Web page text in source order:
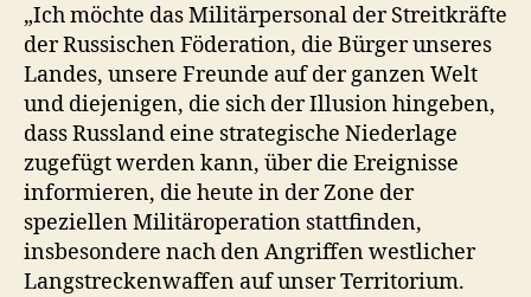
„Ich möchte das Militärpersonal der Streitkräfte
der Russischen Föderation, die Bürger unseres
Landes, unsere Freunde auf der ganzen Welt
und diejenigen, die sich der Illusion hingeben,
dass Russland eine strategische Niederlage
zugefügt werden kann, über die Ereignisse
informieren, die heute in der Zone der
speziellen Militäroperation stattfinden,
insbesondere nach den Angriffen westlicher
Langstreckenwaffen auf unser Territorium.